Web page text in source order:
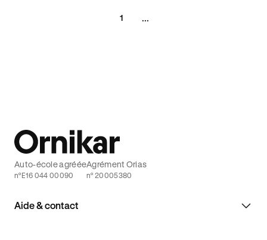
1 ...
Aide & contact
Auto-école agréée
n°E16 044 00090
Agrément Orias
n° 20005380